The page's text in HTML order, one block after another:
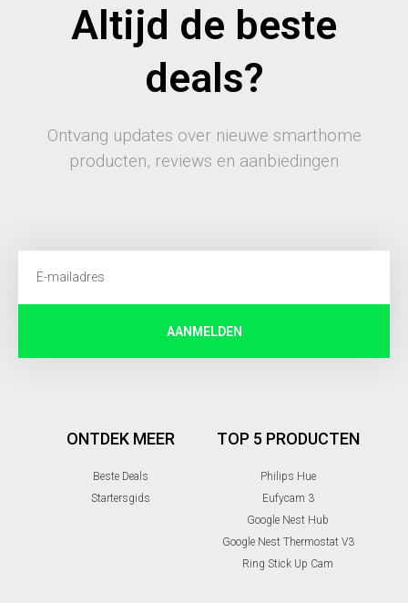
Altijd de beste
deals?
Ontvang updates over nieuwe smarthome
producten, reviews en aanbiedingen
AANMELDEN
ONTDEK MEER
Beste Deals
Startersgids
TOP 5 PRODUCTEN
Philips Hue
Eufycam 3
Google Nest Hub
Google Nest Thermostat V3
Ring Stick Up Cam